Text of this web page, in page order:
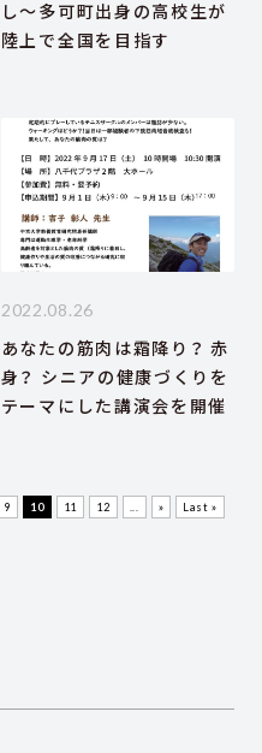
し～多可町出身の高校生が
陸上で全国を目指す
2022.08.26
あなたの筋肉は霜降り？ 赤
身？ シニアの健康づくりを
テーマにした講演会を開催
9 10 11 12 » Last »